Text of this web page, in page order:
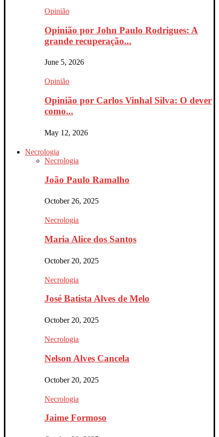
Opinião
Opinião por John Paulo Rodrigues: A
grande recuperação...
June 5, 2026
Opinião
Opinião por Carlos Vinhal Silva: O dever
como...
May 12, 2026
Necrologia
Necrologia
João Paulo Ramalho
October 26, 2025
Necrologia
Maria Alice dos Santos
October 20, 2025
Necrologia
José Batista Alves de Melo
October 20, 2025
Necrologia
Nelson Alves Cancela
October 20, 2025
Necrologia
Jaime Formoso